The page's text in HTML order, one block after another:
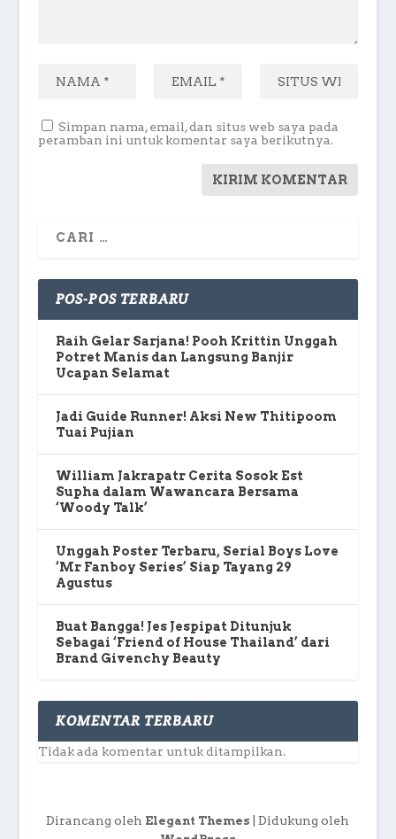
Simpan nama, email, dan situs web saya pada
peramban ini untuk komentar saya berikutnya.
POS-POS TERBARU
Raih Gelar Sarjana! Pooh Krittin Unggah
Potret Manis dan Langsung Banjir
Ucapan Selamat
Jadi Guide Runner! Aksi New Thitipoom
Tuai Pujian
William Jakrapatr Cerita Sosok Est
Supha dalam Wawancara Bersama
‘Woody Talk’
Unggah Poster Terbaru, Serial Boys Love
‘Mr Fanboy Series’ Siap Tayang 29
Agustus
Buat Bangga! Jes Jespipat Ditunjuk
Sebagai ‘Friend of House Thailand’ dari
Brand Givenchy Beauty
KOMENTAR TERBARU
Tidak ada komentar untuk ditampilkan.
Dirancang oleh Elegant Themes | Didukung oleh